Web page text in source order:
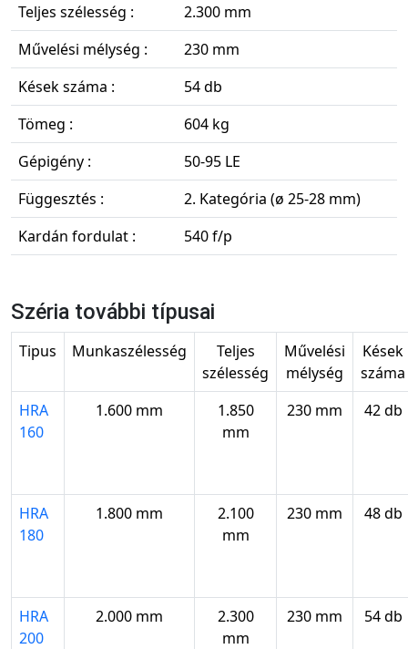
Teljes szélesség :
2.300 mm
Művelési mélység :
230 mm
Kések száma :
54 db
Tömeg :
604 kg
Gépigény :
50-95 LE
Függesztés :
2. Kategória (ø 25-28 mm)
Kardán fordulat :
540 f/p
Széria további típusai
Tipus Munkaszélesség
Teljes
szélesség
Művelési
mélység
Kések
száma
HRA
160
1.600 mm
1.850
mm
230 mm 42 db
HRA
180
1.800 mm
2.100
mm
230 mm 48 db
HRA
200
2.000 mm
2.300
mm
230 mm 54 db